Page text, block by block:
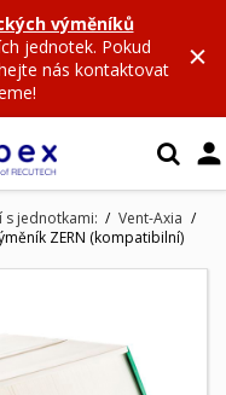
výměníků
jednotek. Pokud
nás kontaktovat

s jednotkami:
Vent-Axia
ZERN (kompatibilní)